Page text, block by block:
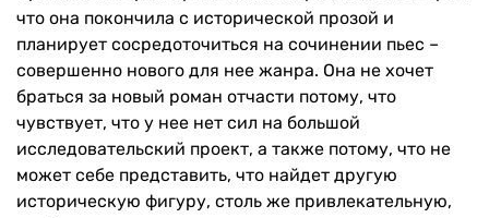
что она покончила с исторической прозой и
планирует сосредоточиться на сочинении пьес –
совершенно нового для нее жанра. Она не хочет
браться за новый роман отчасти потому, что
чувствует, что у нее нет сил на большой
исследовательский проект, а также потому, что не
может себе представить, что найдет другую
историческую фигуру, столь же привлекательную,